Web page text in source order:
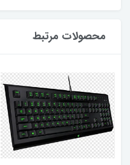
محصولات مرتبط